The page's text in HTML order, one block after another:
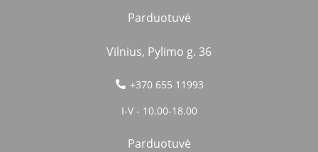
Parduotuvė
Vilnius, Pylimo g. 36
+370 655 11993
I-V - 10.00-18.00
Parduotuvė